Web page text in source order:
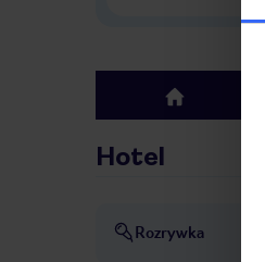
top
Hotel
Rozrywka